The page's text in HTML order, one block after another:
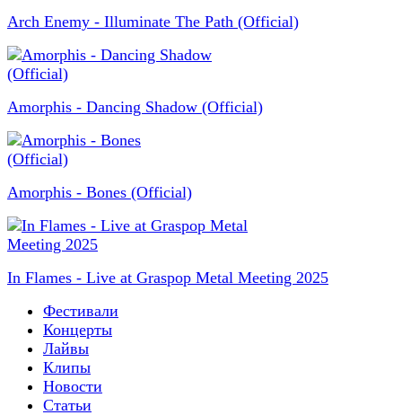
Arch Enemy - Illuminate The Path (Official)
Amorphis - Dancing Shadow (Official)
Amorphis - Bones (Official)
In Flames - Live at Graspop Metal Meeting 2025
Фестивали
Концерты
Лайвы
Клипы
Новости
Статьи